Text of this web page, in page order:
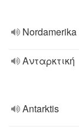
Nordamerika
Ανταρκτική
Antarktis